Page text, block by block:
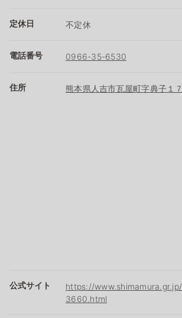
定休日 不定休
電話番号 0966-35-6530
住所 熊本県人吉市瓦屋町字典子１
公式サイト
https://www.shimamura.gr.jp/
3660.html